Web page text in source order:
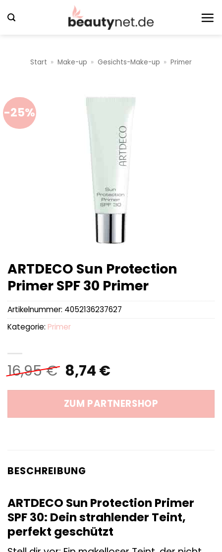
Inhalt
Start » Make-up » Gesichts-Make-up » Primer
-25%
ARTDECO Sun Protection
Primer SPF 30 Primer
16,95€ Ursprünglicher
Preis
war:
16,95 €
8,74 €Aktueller
ist:
8,74 €.
ZUM PARTNERSHOP
Artikelnummer: 4052136237627
Kategorie: Primer
BESCHREIBUNG
ARTDECO Sun Protection Primer
SPF 30: Dein strahlender Teint,
perfekt geschützt